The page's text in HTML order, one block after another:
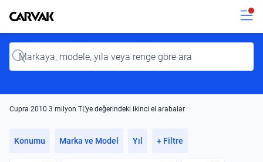
Kavak
Input
Cupra 2010 3 milyon TL’ye değerindeki ikinci el arabalar
Konumu Marka ve Model Yıl + Filtre